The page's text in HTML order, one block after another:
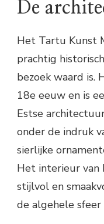
De
Het Tartu Kunst
prachtig
bezoek waard
18e eeuw en is
Estse
onder de indruk
sierlijke
Het interieur van
stijlvol en
de algehele